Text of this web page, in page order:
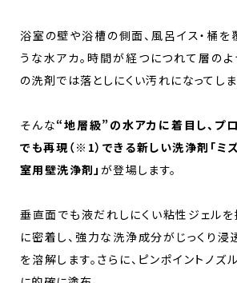
浴室の壁や浴槽の側面、風呂イス・桶を
うな水アカ。時間が経つにつれて層のよ
の洗剤では落としにくい汚れになってしま
そんな“地層級”の水アカに着目し、プ
でも再現（※1）できる新しい洗浄剤「ミ
室用壁洗浄剤」 が登場します。
垂直面でも液だれしにくい粘性ジェルを
に密着し、強力な洗浄成分がじっくり浸
を溶解します。さらに、ピンポイントノズ